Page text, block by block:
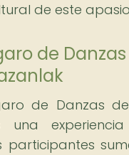
de este
de
de Danzas
una
participantes